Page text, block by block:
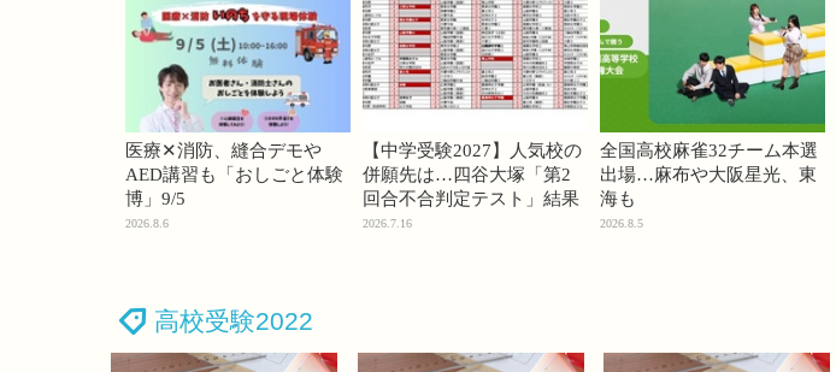
医療✕消防、縫合デモや
AED講習も「おしごと体験
博」9/5
2026.8.6
【中学受験2027】人気校の
併願先は…四谷大塚「第2
回合不合判定テスト」結果
2026.7.16
全国高校麻雀32チーム本選
出場…麻布や大阪星光、東
海も
2026.8.5
高校受験2022